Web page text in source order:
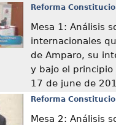
Reforma
Mesa 1: Análisis
internacionales
de Amparo, su
y bajo el principio
17 de june de
Reforma
Mesa 2: Análisis